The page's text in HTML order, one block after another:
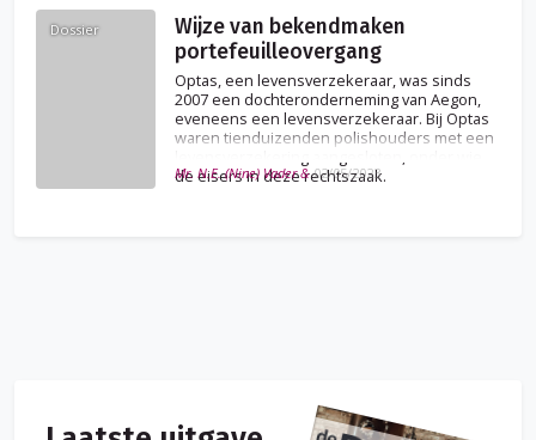
Dossier
Wijze van bekendmaken
portefeuilleovergang
Optas, een levensverzekeraar, was sinds
2007 een dochteronderneming van Aegon,
eveneens een levensverzekeraar. Bij Optas
waren tienduizenden polishouders met een
de eisers in deze rechtszaak.
Mr. N.E. (Nine) Vader &02/05/2023